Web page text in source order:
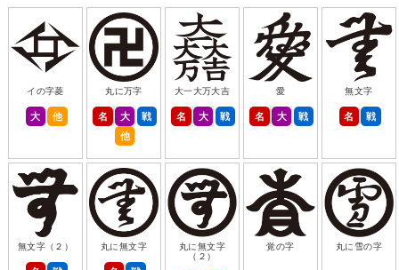
イの字菱
大 他
丸に万字
名 大
戦
他
大一大万大吉
名 大 戦
愛
名 大 戦
無文字
名 戦
無文字（２） 丸に無文字
丸に無文字
（２）
覚の字 丸に雪の字